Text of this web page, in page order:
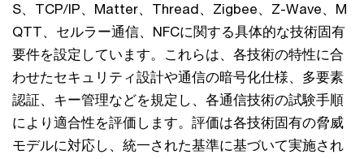
S、TCP/IP、Matter、Thread、Zigbee、Z-Wave、M
QTT、セルラー通信、NFCに関する具体的な技術固有
要件を設定しています。これらは、各技術の特性に合
わせたセキュリティ設計や通信の暗号化仕様、多要素
認証、キー管理などを規定し、各通信技術の試験手順
により適合性を評価します。評価は各技術固有の脅威
モデルに対応し、統一された基準に基づいて実施され